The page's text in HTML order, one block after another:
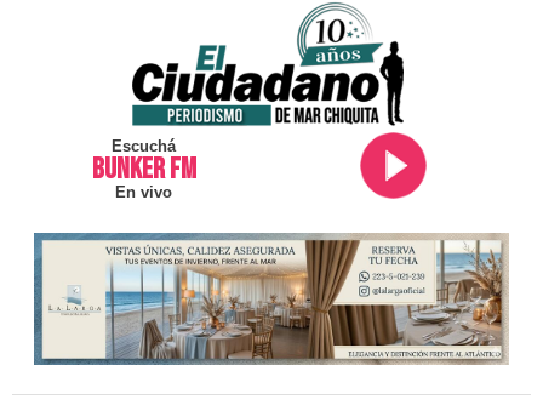
Escuchá
BUNKER FM
En vivo